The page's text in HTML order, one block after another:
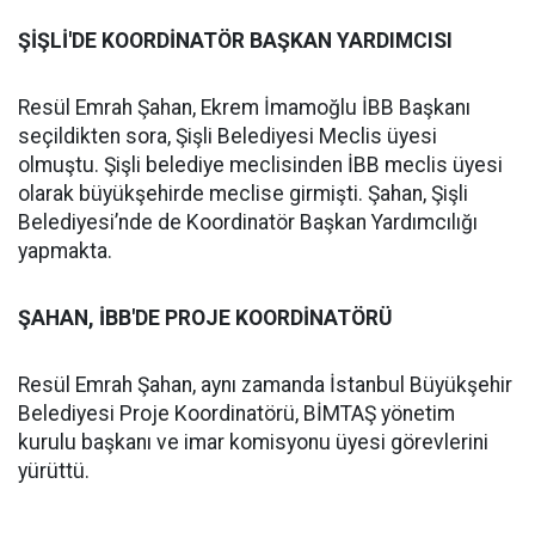
ŞİŞLİ'DE KOORDİNATÖR BAŞKAN YARDIMCISI
Resül Emrah Şahan, Ekrem İmamoğlu İBB Başkanı
seçildikten sora, Şişli Belediyesi Meclis üyesi
olmuştu. Şişli belediye meclisinden İBB meclis üyesi
olarak büyükşehirde meclise girmişti. Şahan, Şişli
Belediyesi’nde de Koordinatör Başkan Yardımcılığı
yapmakta.
ŞAHAN, İBB'DE PROJE KOORDİNATÖRÜ
Resül Emrah Şahan, aynı zamanda İstanbul Büyükşehir
Belediyesi Proje Koordinatörü, BİMTAŞ yönetim
kurulu başkanı ve imar komisyonu üyesi görevlerini
yürüttü.